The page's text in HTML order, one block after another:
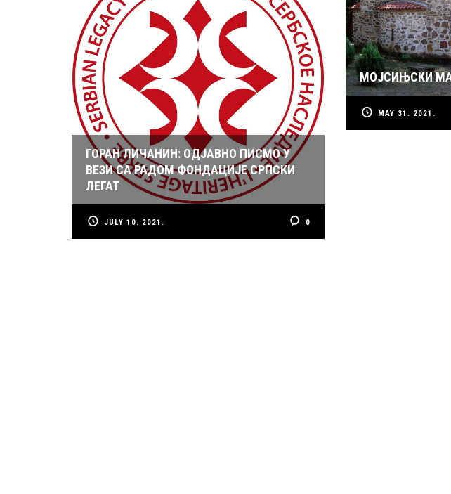
ГОРАН ЛИЧАНИН: ОДЈАВНО ПИСМО У
ВЕЗИ СА РАДОМ ФОНДАЦИЈЕ СРПСКИ
ЛЕГАТ
JULY 10. 2021. 0
МОЈСИЊСКИ
MAY 31. 2021.